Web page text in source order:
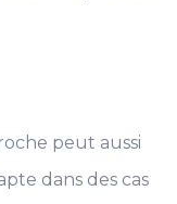
peut aussi
dans des cas